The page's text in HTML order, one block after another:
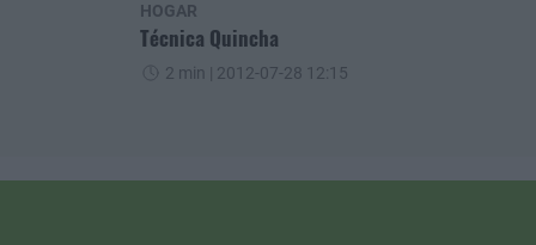
HOGAR
Técnica Quincha
2 min | 2012-07-28 12:15